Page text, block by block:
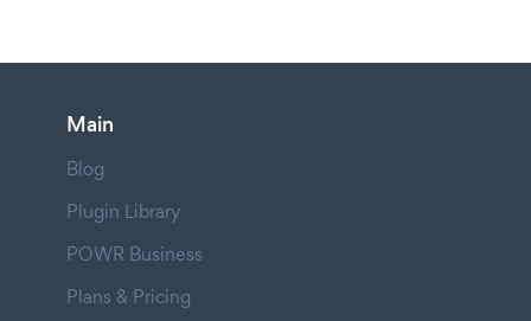
Main
Blog
Plugin Library
POWR Business
Plans & Pricing